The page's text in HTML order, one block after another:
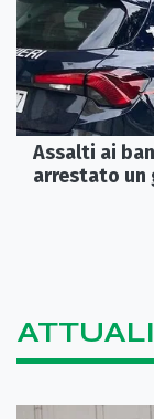
Assalti ai
arrestato un